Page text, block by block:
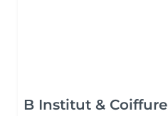
B Institut & Coiffure